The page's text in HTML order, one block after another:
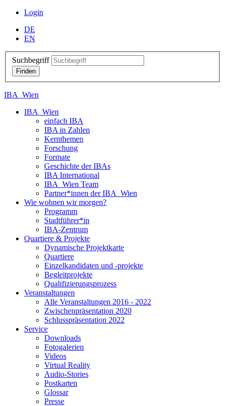
Login
DE
EN
Suchbegriff
IBA_Wien
IBA_Wien
einfach IBA
IBA in Zahlen
Kernthemen
Forschung
Formate
Geschichte der IBAs
IBA International
IBA_Wien Team
Partner*innen der IBA_Wien
Wie wohnen wir morgen?
Programm
Stadtführer*in
IBA-Zentrum
Quartiere & Projekte
Dynamische Projektkarte
Quartiere
Einzelkandidaten und -projekte
Begleitprojekte
Qualifizierungsprozess
Veranstaltungen
Alle Veranstaltungen 2016 - 2022
Zwischenpräsentation 2020
Schlusspräsentation 2022
Service
Downloads
Fotogalerien
Videos
Virtual Reality
Audio-Stories
Postkarten
Glossar
Presse